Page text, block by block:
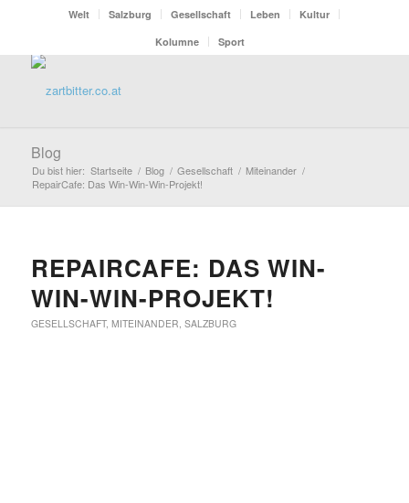
Welt Salzburg Gesellschaft Leben
Kultur
Kolumne
Sport
Blog
Du bist hier: Startseite / Blog / Gesellschaft / Miteinander /
RepairCafe: Das Win-Win-Win-Projekt!
REPAIRCAFE: DAS WIN-
WIN-WIN-PROJEKT!
GESELLSCHAFT, MITEINANDER, SALZBURG